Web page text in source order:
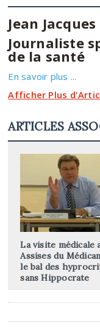
Jean
Journaliste
de la santé
En savoir plus ...
Afficher Plus
ARTICLES
La visite médicale
Assises du
le bal des
sans Hippocrate